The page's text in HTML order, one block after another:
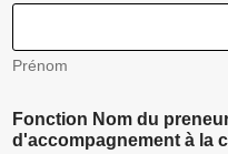
Prénom
Fonction Nom du
d'accompagnement à la